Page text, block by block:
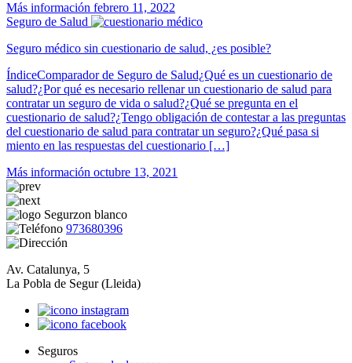
Más información febrero 11, 2022
Seguro de Salud
Seguro médico sin cuestionario de salud, ¿es posible?
ÍndiceComparador de Seguro de Salud¿Qué es un cuestionario de
salud?¿Por qué es necesario rellenar un cuestionario de salud para
contratar un seguro de vida o salud?¿Qué se pregunta en el
cuestionario de salud?¿Tengo obligación de contestar a las preguntas
del cuestionario de salud para contratar un seguro?¿Qué pasa si
miento en las respuestas del cuestionario […]
Más información octubre 13, 2021
973680396
Av. Catalunya, 5
La Pobla de Segur (Lleida)
Seguros